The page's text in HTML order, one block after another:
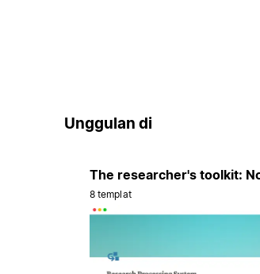
Unggulan di
The researcher's toolkit:
8 templat